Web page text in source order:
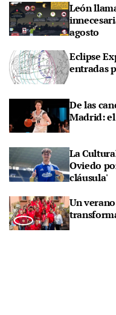
León
agosto
Eclipse
entradas
De las
Madrid:
La
Oviedo
cláusula'
Un